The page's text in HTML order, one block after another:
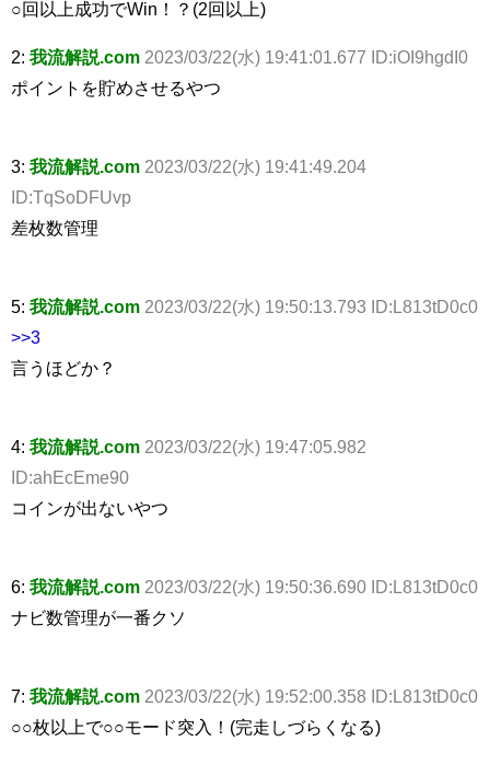
○回以上成功でWin！？(2回以上)
2: 我流解説.com 2023/03/22(水) 19:41:01.677 ID:iOI9hgdI0
ポイントを貯めさせるやつ
3: 我流解説.com 2023/03/22(水) 19:41:49.204
ID:TqSoDFUvp
差枚数管理
5: 我流解説.com 2023/03/22(水) 19:50:13.793 ID:L813tD0c0
>>3
言うほどか？
4: 我流解説.com 2023/03/22(水) 19:47:05.982
ID:ahEcEme90
コインが出ないやつ
6: 我流解説.com 2023/03/22(水) 19:50:36.690 ID:L813tD0c0
ナビ数管理が一番クソ
7: 我流解説.com 2023/03/22(水) 19:52:00.358 ID:L813tD0c0
○○枚以上で○○モード突入！(完走しづらくなる)